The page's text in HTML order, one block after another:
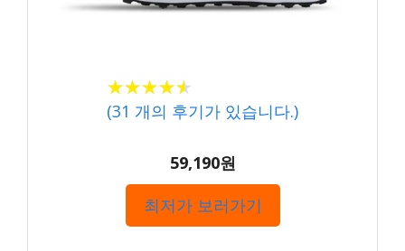
★★★★★
★★★★★
(31 개의 후기가 있습니다.)
59,190원
최저가 보러가기